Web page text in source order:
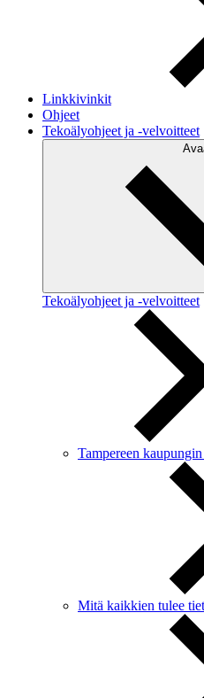
Linkkivinkit
Ohjeet
Tekoälyohjeet ja -velvoitteet
Tekoälyohjeet ja -velvoitteet
Tampereen
Mitä kaikkien tulee